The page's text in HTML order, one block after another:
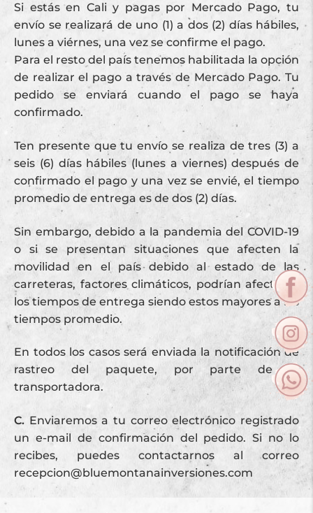
Si estás en Cali y pagas por Mercado Pago, tu
envío se realizará de uno (1) a dos (2) días hábiles,
lunes a viérnes, una vez se confirme el pago.
Para el resto del país tenemos habilitada la opción
de realizar el pago a través de Mercado Pago. Tu
pedido se enviará cuando el pago se haya
confirmado.
Ten presente que tu envío se realiza de tres (3) a
seis (6) días hábiles (lunes a viernes) después de
confirmado el pago y una vez se envié, el tiempo
promedio de entrega es de dos (2) días.
Sin embargo, debido a la pandemia del COVID-19
o si se presentan situaciones que afecten la
movilidad en el país debido al estado de las
carreteras, factores climáticos, podrían afectarse
los tiempos de entrega siendo estos mayores a los
tiempos promedio.
En todos los casos será enviada la notificación de
rastreo del paquete, por parte de la
transportadora.
C. Enviaremos a tu correo electrónico registrado
un e-mail de confirmación del pedido. Si no lo
recibes, puedes contactarnos al correo
recepcion@bluemontanainversiones.com